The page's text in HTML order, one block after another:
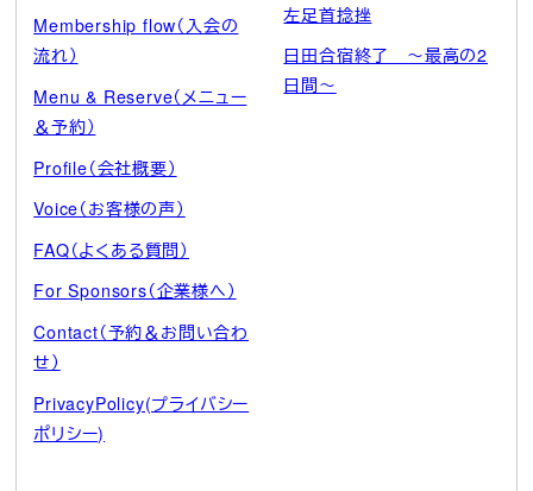
Membership flow（入会の
流れ）
Menu & Reserve（メニュー
＆予約）
Profile（会社概要）
Voice（お客様の声）
FAQ（よくある質問）
For Sponsors（企業様へ）
Contact（予約＆お問い合わ
せ）
PrivacyPolicy(プライバシー
ポリシー)
左足首捻挫
日田合宿終了 ～最高の2
日間～